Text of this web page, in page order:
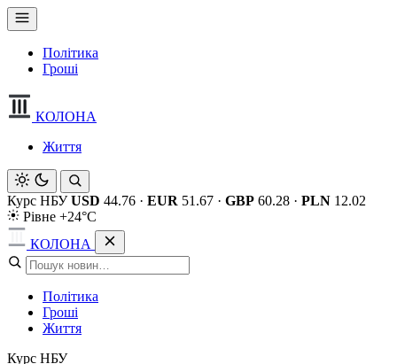
Політика
Гроші
КОЛОНА
Життя
Курс НБУ USD 44.76 · EUR 51.67 · GBP 60.28 · PLN 12.02
Рівне +24°C
КОЛОНА
Політика
Гроші
Життя
Курс НБУ